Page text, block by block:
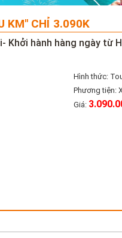
KM" CHỈ 3.090K
Khởi hành hàng ngày từ
Hình thức:
Phương tiện:
Giá: